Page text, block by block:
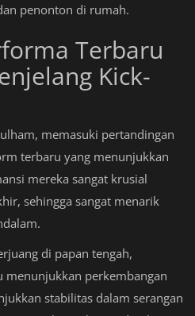
penonton di rumah.
Terbaru
Kick-
memasuki pertandingan
terbaru yang menunjukkan
mereka sangat krusial
sehingga sangat menarik
di papan tengah,
perkembangan
stabilitas dalam serangan